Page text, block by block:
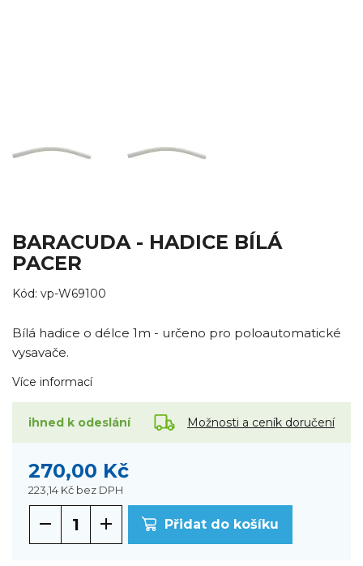
BARACUDA - HADICE BÍLÁ
PACER
Kód: vp-W69100
Bílá hadice o délce 1m - určeno pro poloautomatické
vysavače.
Více informací
ihned k odeslání Možnosti a ceník doručení
270,00 Kč
223,14 Kč bez DPH
Přidat do košíku